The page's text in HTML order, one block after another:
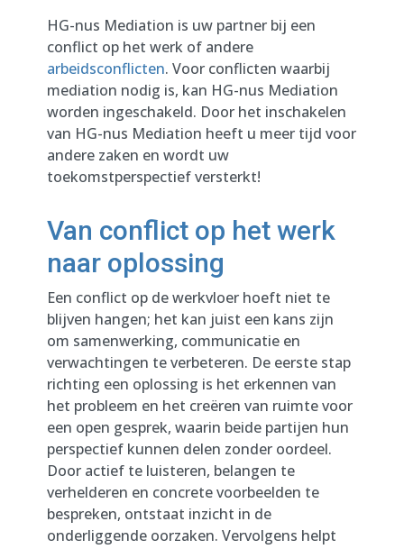
HG-nus Mediation is uw partner bij een
conflict op het werk of andere
arbeidsconflicten. Voor conflicten waarbij
mediation nodig is, kan HG-nus Mediation
worden ingeschakeld. Door het inschakelen
van HG-nus Mediation heeft u meer tijd voor
andere zaken en wordt uw
toekomstperspectief versterkt!
Van conflict op het werk
naar oplossing
Een conflict op de werkvloer hoeft niet te
blijven hangen; het kan juist een kans zijn
om samenwerking, communicatie en
verwachtingen te verbeteren. De eerste stap
richting een oplossing is het erkennen van
het probleem en het creëren van ruimte voor
een open gesprek, waarin beide partijen hun
perspectief kunnen delen zonder oordeel.
Door actief te luisteren, belangen te
verhelderen en concrete voorbeelden te
bespreken, ontstaat inzicht in de
onderliggende oorzaken. Vervolgens helpt